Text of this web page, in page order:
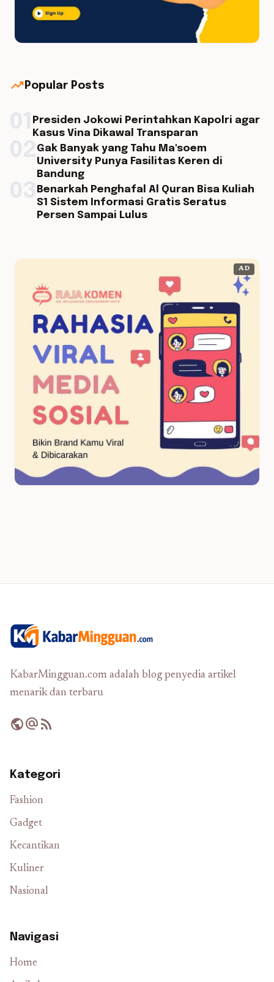
trending_up Popular Posts
Presiden Jokowi Perintahkan Kapolri agar
Kasus Vina Dikawal Transparan
Gak Banyak yang Tahu Ma'soem
University Punya Fasilitas Keren di
Bandung
Benarkah Penghafal Al Quran Bisa Kuliah
S1 Sistem Informasi Gratis Seratus
Persen Sampai Lulus
AD
KabarMingguan.com adalah blog penyedia artikel
menarik dan terbaru
publicalternate_emailrss_feed
Kategori
Fashion
Gadget
Kecantikan
Kuliner
Nasional
Navigasi
Home